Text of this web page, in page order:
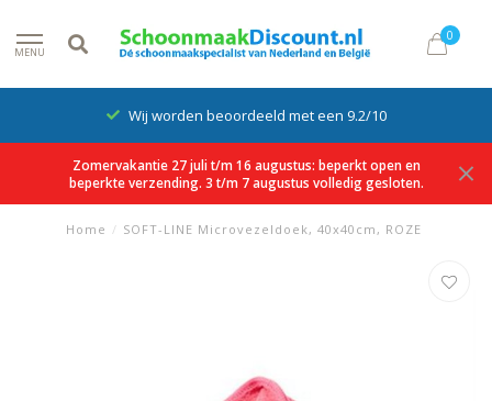
MENU
0
Wij worden beoordeeld met een 9.2/10
Zomervakantie 27 juli t/m 16 augustus: beperkt open en
beperkte verzending. 3 t/m 7 augustus volledig gesloten.
Home / SOFT-LINE Microvezeldoek, 40x40cm, ROZE